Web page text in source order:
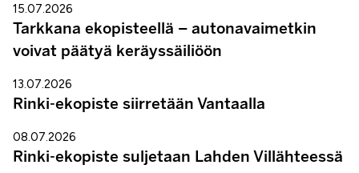
15.07.2026
Tarkkana ekopisteellä – autonavaimetkin
voivat päätyä keräyssäiliöön
13.07.2026
Rinki-ekopiste siirretään Vantaalla
08.07.2026
Rinki-ekopiste suljetaan Lahden Villähteessä